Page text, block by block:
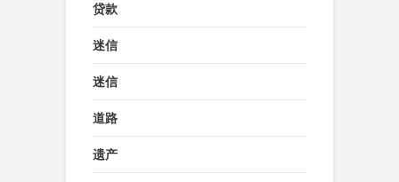
贷款
迷信
迷信
道路
遗产